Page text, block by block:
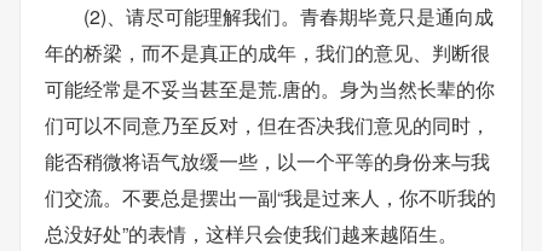
(2)、请尽可能理解我们。青春期毕竟只是通向成
年的桥梁，而不是真正的成年，我们的意见、判断很
可能经常是不妥当甚至是荒.唐的。身为当然长辈的你
们可以不同意乃至反对，但在否决我们意见的同时，
能否稍微将语气放缓一些，以一个平等的身份来与我
们交流。不要总是摆出一副“我是过来人，你不听我的
总没好处”的表情，这样只会使我们越来越陌生。